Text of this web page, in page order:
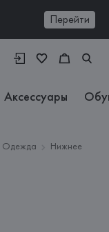
Перейти
Аксессуары
Одежда
Нижнее